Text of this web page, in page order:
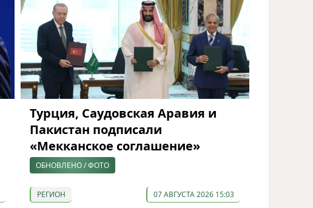
Турция, Саудовская Аравия и
Пакистан подписали
«Мекканское соглашение»
ОБНОВЛЕНО / ФОТО
РЕГИОН 07 АВГУСТА 2026 15:03